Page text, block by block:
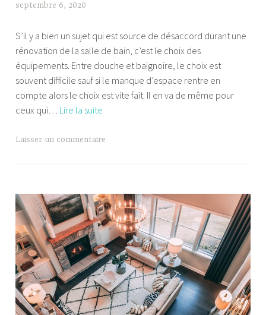
septembre 6, 2020
m
a
f
l
e
k
S’il y a bien un sujet qui est source de désaccord durant une
rénovation de la salle de bain, c’est le choix des
équipements. Entre douche et baignoire, le choix est
souvent difficile sauf si le manque d’espace rentre en
compte alors le choix est vite fait. Il en va de même pour
ceux qui… Lire la suite
baignoire
pour
la
salle
de
bain
?
Laisser un commentaire